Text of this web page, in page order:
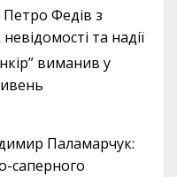
Федів з
та надії
виманив у
Паламарчук:
саперного